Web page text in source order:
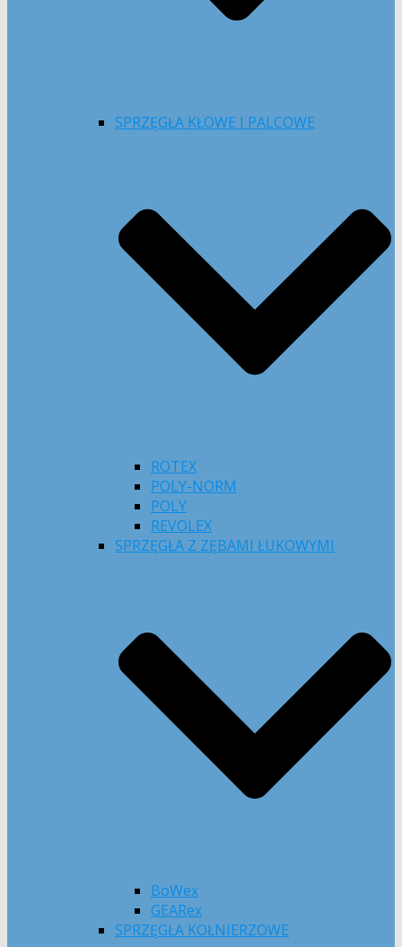
SPRZĘGŁA KŁOWE I PALCOWE
ROTEX
POLY-NORM
POLY
REVOLEX
SPRZĘGŁA Z ZĘBAMI ŁUKOWYMI
BoWex
GEARex
SPRZĘGŁA KOŁNIERZOWE